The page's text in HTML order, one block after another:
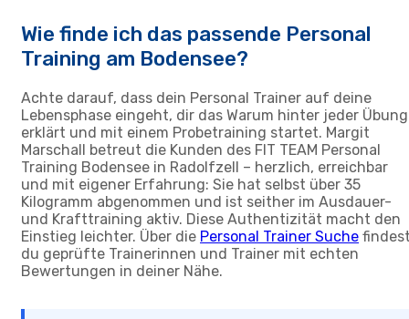
Wie finde ich das passende Personal
Training am Bodensee?
Achte darauf, dass dein Personal Trainer auf deine
Lebensphase eingeht, dir das Warum hinter jeder Übung
erklärt und mit einem Probetraining startet. Margit
Marschall betreut die Kunden des FIT TEAM Personal
Training Bodensee in Radolfzell – herzlich, erreichbar
und mit eigener Erfahrung: Sie hat selbst über 35
Kilogramm abgenommen und ist seither im Ausdauer-
und Krafttraining aktiv. Diese Authentizität macht den
Einstieg leichter. Über die Personal Trainer Suche
du geprüfte Trainerinnen und Trainer mit echten
Bewertungen in deiner Nähe.